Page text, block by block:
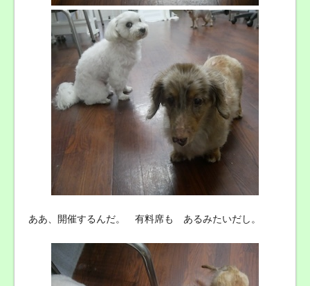
ああ、開催するんだ。 有料席も あるみたいだし。